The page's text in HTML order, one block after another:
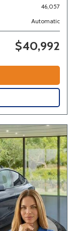
46,057
Automatic
$40,992